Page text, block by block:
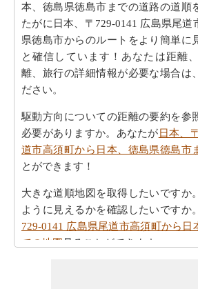
本、徳島県徳島市までの道路の道順
たがに日本、〒729-0141 広島県尾道
県徳島市からのルートをより簡単に
と確信しています！あなたは距離
離、旅行の詳細情報が必要な場合は
ださい。
駆動方向についての距離の要約を参
必要がありますか。あなたが日本、
道市高須町から日本、徳島県徳島市
とができます！
大きな道順地図を取得したいですか
ように見えるかを確認したいですか
729-0141 広島県尾道市高須町から日
での地図 見ることができます。